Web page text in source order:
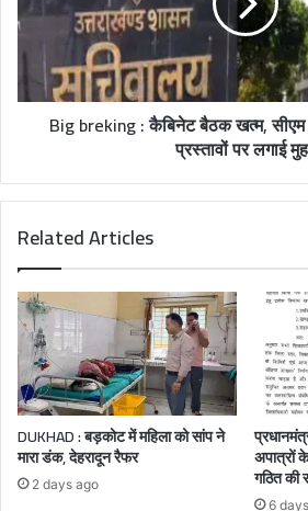
Big breking : कैबिनेट बैठक खत्म, सीएम
प्रस्तावों पर लगाई
Related Articles
DUKHAD : बड़कोट में महिला को सांप ने
मारा डंक, देहरादून रैफर
2 days ago
अपात्रों
गठित की
6